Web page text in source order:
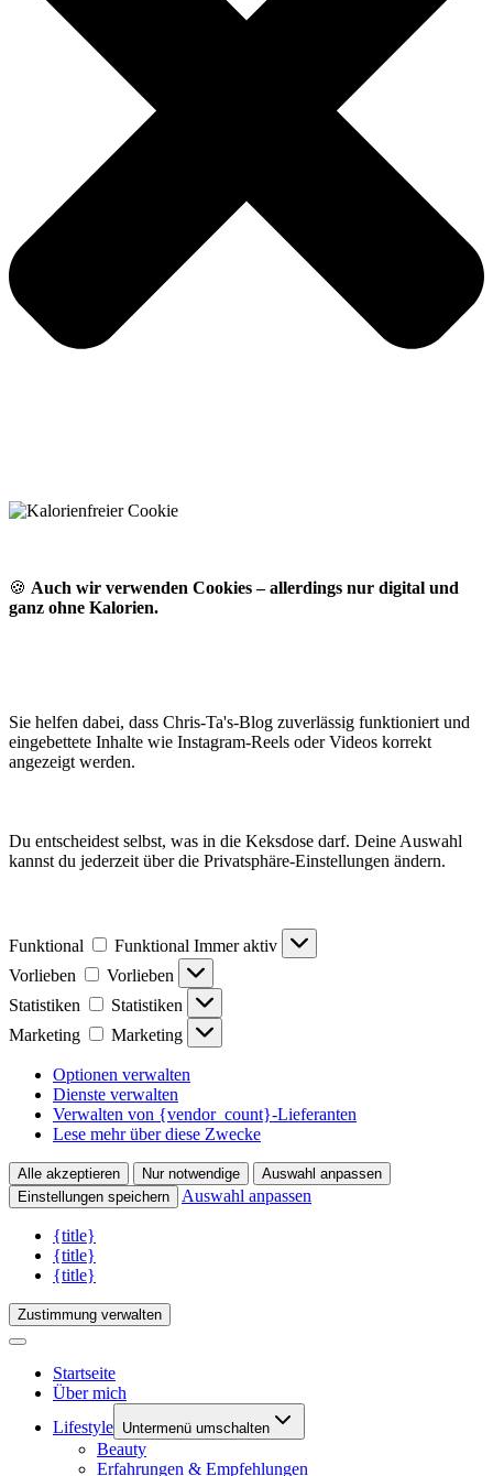
🍪 Auch wir verwenden Cookies – allerdings nur digital und
ganz ohne Kalorien.
Sie helfen dabei, dass Chris-Ta's-Blog zuverlässig funktioniert und
eingebettete Inhalte wie Instagram-Reels oder Videos korrekt
angezeigt werden.
Du entscheidest selbst, was in die Keksdose darf. Deine Auswahl
kannst du jederzeit über die Privatsphäre-Einstellungen ändern.
Funktional Funktional Immer aktiv
Vorlieben
Vorlieben
Statistiken
Statistiken
Marketing
Marketing
Optionen verwalten
Dienste verwalten
Verwalten von {vendor_count}-Lieferanten
Lese mehr über diese Zwecke
Alle akzeptieren Nur notwendige
Auswahl anpassen
Einstellungen speichern
Auswahl anpassen
{title}
{title}
{title}
Zustimmung verwalten
Startseite
Über mich
Lifestyle Untermenü umschalten
Beauty
Erfahrungen & Empfehlungen